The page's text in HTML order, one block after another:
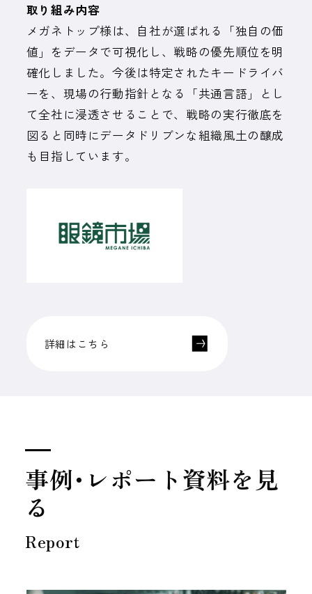
取り組み内容
メガネトップ様は、自社が選ばれる「独自の価
値」をデータで可視化し、戦略の優先順位を明
確化しました。今後は特定されたキードライバ
ーを、現場の行動指針となる「共通言語」とし
て全社に浸透させることで、戦略の実行徹底を
図ると同時にデータドリブンな組織風土の醸成
も目指しています。
詳細はこちら
事例･レポート資料を見
る
Report